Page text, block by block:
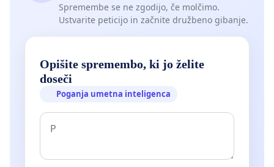
Spremembe se ne zgodijo, če molčimo.
Ustvarite peticijo in začnite družbeno gibanje.
Opišite spremembo, ki jo želite
doseči
Poganja umetna inteligenca